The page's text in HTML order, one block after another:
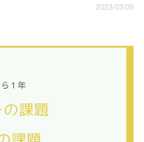
2023/03/09